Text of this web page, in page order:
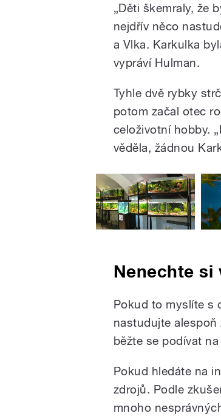
„Děti škemraly, že
nejdřív něco
a Vlka. Karkulka
vypráví Hulman.
Tyhle dvě rybky
potom začal otec
celoživotní hobby.
věděla, žádnou
Nenechte
Pokud to myslíte s
nastudujte alespoň
běžte se podívat
Pokud hledáte na
zdrojů. Podle
mnoho